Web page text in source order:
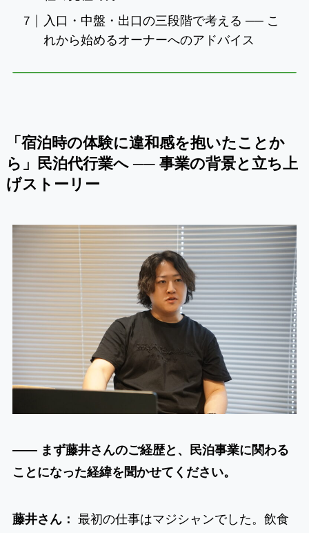
入口・中盤・出口の三段階で考える ── こ
れから始めるオーナーへのアドバイス
「宿泊時の体験に違和感を抱いたことか
ら」民泊代行業へ ── 事業の背景と立ち上
げストーリー
―― まず藤井さんのご経歴と、民泊事業に関わる
ことになった経緯を聞かせてください。
藤井さん： 最初の仕事はマジシャンでした。飲食